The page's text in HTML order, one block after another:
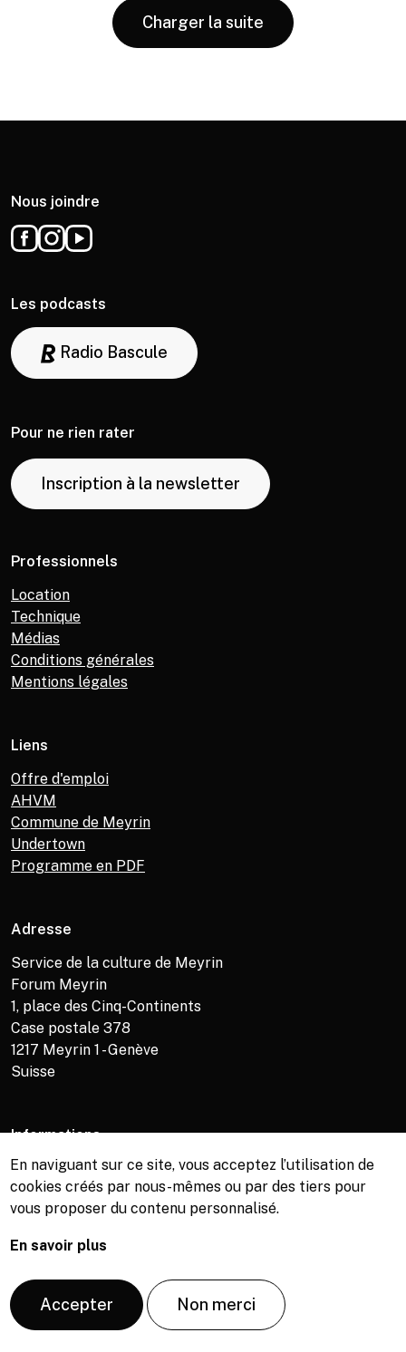
Charger la suite
Nous joindre
Les podcasts
Radio Bascule
Pour ne rien rater
Inscription à la newsletter
Professionnels
Location
Technique
Médias
Conditions générales
Mentions légales
Liens
Offre d'emploi
AHVM
Commune de Meyrin
Undertown
Programme en PDF
Adresse
Service de la culture de Meyrin
Forum Meyrin
1, place des Cinq-Continents
Case postale 378
1217 Meyrin 1 - Genève
Suisse
Informations
Service de la culture +41 (0)22 989 16 69
Billetterie +41 (0)22 989 34 34
Bibliothèque +41 (0)22 989 34 74
© Copyright, Service de la culture de Meyrin, 2026
En naviguant sur ce site, vous acceptez l’utilisation de
cookies créés par nous-mêmes ou par des tiers pour
vous proposer du contenu personnalisé.
En savoir plus
Accepter Non merci